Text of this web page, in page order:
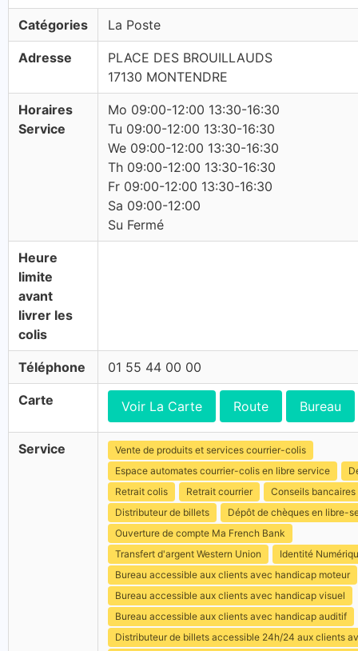
Catégories La Poste
Adresse
PLACE DES BROUILLAUDS
17130 MONTENDRE
Horaires
Service
Mo 09:00-12:00 13:30-16:30
Tu 09:00-12:00 13:30-16:30
We 09:00-12:00 13:30-16:30
Th 09:00-12:00 13:30-16:30
Fr 09:00-12:00 13:30-16:30
Sa 09:00-12:00
Su Fermé
Heure
limite
avant
livrer les
colis
Téléphone 01 55 44 00 00
Carte Voir La Carte Route Bureau
Service
Vente de produits et services courrier-colis
Espace automates courrier-colis en libre service
Retrait colis
Retrait courrier
Conseils bancaires
Distributeur de billets
Dépôt de chèques en libre-
Ouverture de compte Ma French Bank
Transfert d'argent Western Union
Identité
Bureau accessible aux clients avec handicap moteur
Bureau accessible aux clients avec handicap visuel
Bureau accessible aux clients avec handicap auditif
Distributeur de billets accessible 24h/24 aux clients